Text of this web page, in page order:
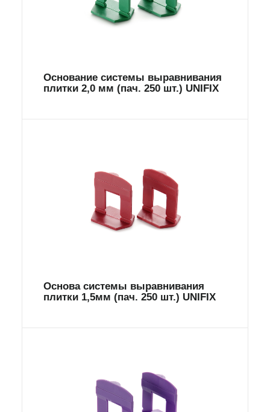
Основание системы выравнивания
плитки 2,0 мм (пач. 250 шт.) UNIFIX
Основа системы выравнивания
плитки 1,5мм (пач. 250 шт.) UNIFIX